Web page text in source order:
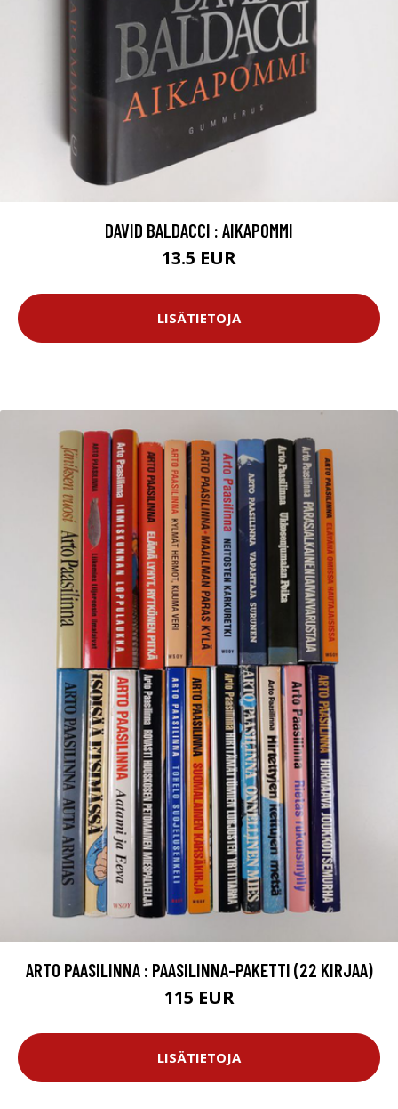
DAVID BALDACCI : AIKAPOMMI
13.5 EUR
LISÄTIETOJA
ARTO PAASILINNA : PAASILINNA-PAKETTI (22 KIRJAA)
115 EUR
LISÄTIETOJA